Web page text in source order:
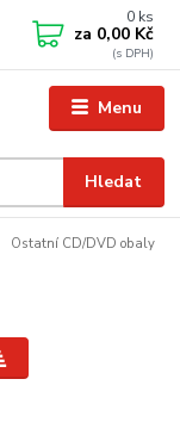
Menu
Hledat
0 ks
za 0,00 Kč
Ostatní CD/DVD obaly